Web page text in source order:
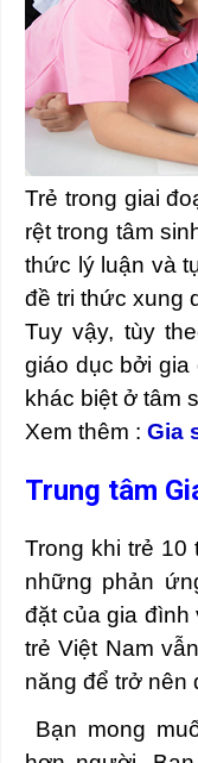
Trẻ trong giai
rệt trong tâm
thức lý luận và
đề tri thức xung
Tuy vậy, tùy
giáo dục bởi
khác biệt ở tâm
Xem thêm : Gia
Trung tâm
Trong khi trẻ
những phản
đặt của gia đình
trẻ Việt Nam
năng để trở nên
Bạn mong